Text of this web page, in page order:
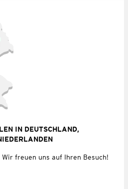
IN DEUTSCHLAND,
freuen uns auf Ihren Besuch!